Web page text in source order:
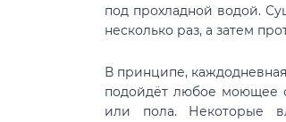
под прохладной водой.
несколько раз, а затем
В принципе,
подойдёт любое моющее
или пола. Некоторые